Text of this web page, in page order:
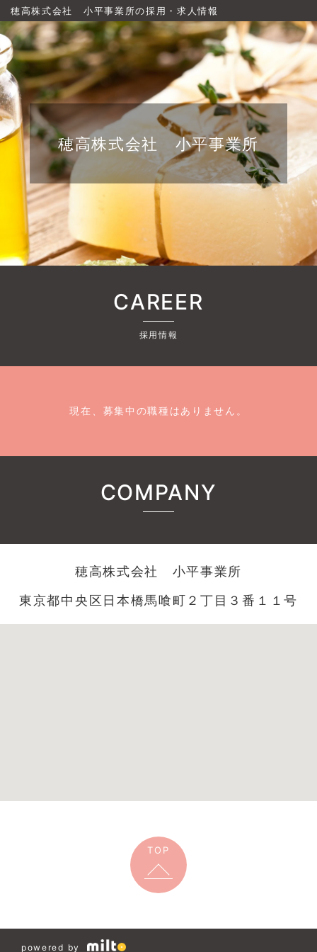
穂高株式会社 小平事業所の採用・求人情報
穂高株式会社 小平事業所
CAREER
採用情報
現在、募集中の職種はありません。
COMPANY
穂高株式会社 小平事業所
東京都中央区日本橋馬喰町２丁目３番１１号
TOP
powered by